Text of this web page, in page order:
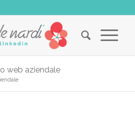
web aziendale